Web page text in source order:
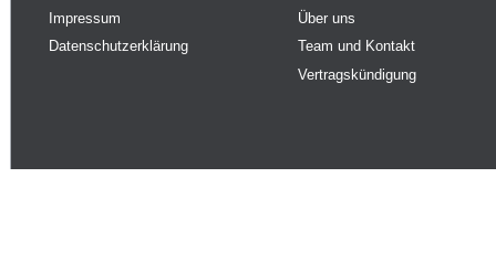
Impressum
Datenschutzerklärung
Über uns
Team und Kontakt
Vertragskündigung